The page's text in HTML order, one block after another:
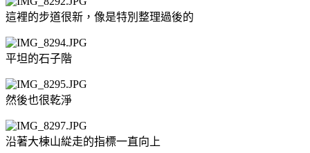
這裡的步道很新，像是特別整理過後的
平坦的石子階
然後也很乾淨
沿著大棟山緃走的指標一直向上